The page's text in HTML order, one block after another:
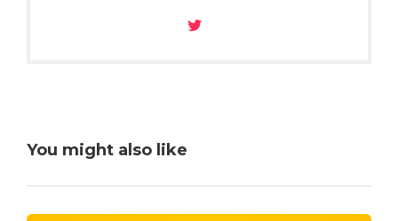
You might also like